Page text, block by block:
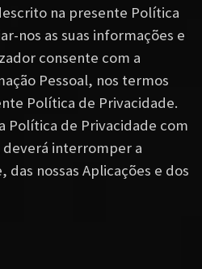
na presente Política
nos as suas informações e
consente com a
Pessoal, nos termos
Política de Privacidade.
Política de Privacidade com
deverá interromper a
das nossas Aplicações e dos